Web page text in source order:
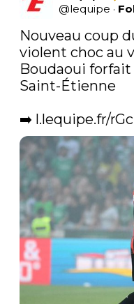
@lequipe ·
Nouveau coup
violent choc au
Boudaoui
Saint-Étienne
➡️ l.lequipe.fr/rGc